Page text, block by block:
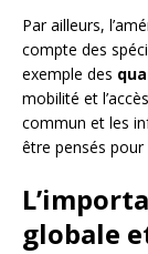
Par ailleurs,
compte des
exemple des
mobilité et
commun et les
être pensés
globale